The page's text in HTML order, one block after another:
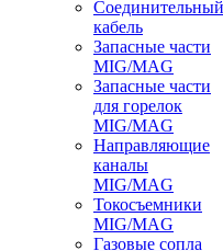
Соединительный
кабель
Запасные части
MIG/MAG
Запасные части
для горелок
MIG/MAG
Направляющие
каналы
MIG/MAG
Токосъемники
MIG/MAG
Газовые сопла